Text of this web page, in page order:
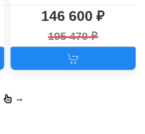
ТЕЛЕВИЗОРА И
УГЛОВЫМ ШКАФОМ
ХАСКИ - 26
146 600
195 470
→